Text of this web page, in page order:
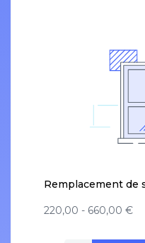
Remplacement de
220,00 - 660,00 €